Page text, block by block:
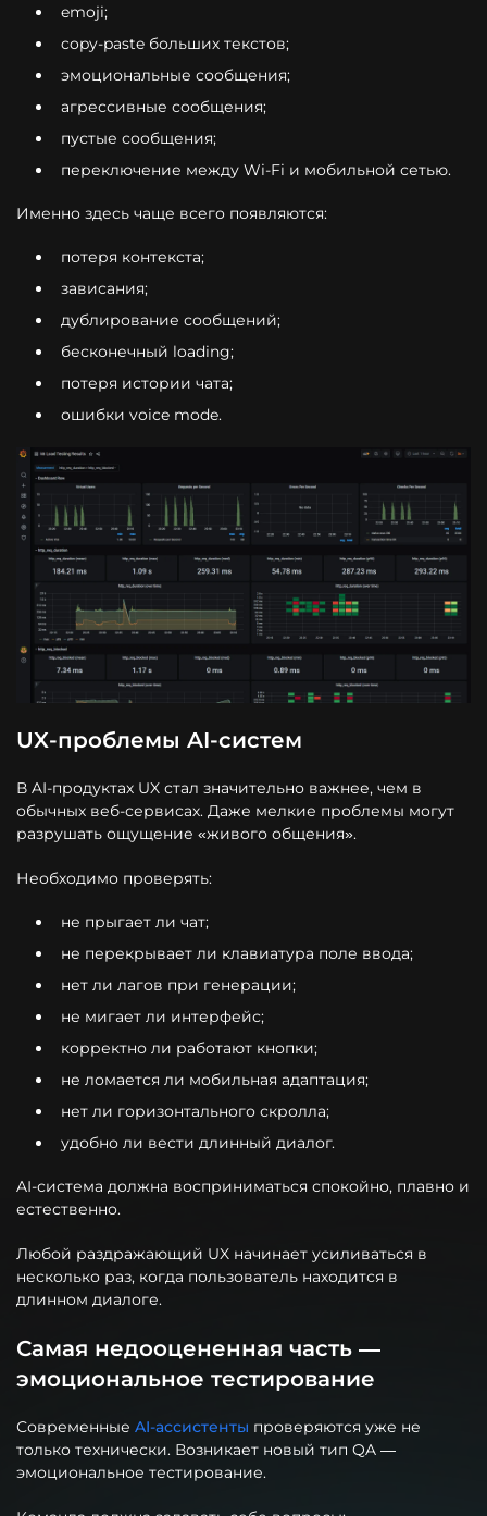
emoji;
copy-paste больших текстов;
эмоциональные сообщения;
агрессивные сообщения;
пустые сообщения;
переключение между Wi-Fi и мобильной сетью.
Именно здесь чаще всего появляются:
потеря контекста;
зависания;
дублирование сообщений;
бесконечный loading;
потеря истории чата;
ошибки voice mode.
UX-проблемы AI-систем
В AI-продуктах UX стал значительно важнее, чем в
обычных веб-сервисах. Даже мелкие проблемы могут
разрушать ощущение «живого общения».
Необходимо проверять:
не прыгает ли чат;
не перекрывает ли клавиатура поле ввода;
нет ли лагов при генерации;
не мигает ли интерфейс;
корректно ли работают кнопки;
не ломается ли мобильная адаптация;
нет ли горизонтального скролла;
удобно ли вести длинный диалог.
AI-система должна восприниматься спокойно, плавно и
естественно.
Любой раздражающий UX начинает усиливаться в
несколько раз, когда пользователь находится в
длинном диалоге.
Самая недооцененная часть —
эмоциональное тестирование
Современные AI-ассистенты проверяются уже не
только технически. Возникает новый тип QA —
эмоциональное тестирование.